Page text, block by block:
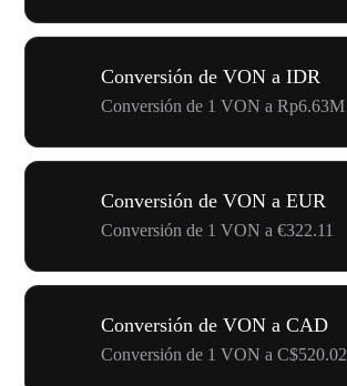
Conversión de VON a IDR
Conversión de 1 VON a Rp6.63M
Conversión de VON a EUR
Conversión de 1 VON a €322.11
Conversión de VON a CAD
Conversión de 1 VON a C$520.02